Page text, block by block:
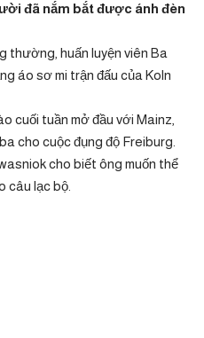
đã nắm bắt được ánh đèn
thường, huấn luyện viên Ba
áo sơ mi trận đấu của Koln
cuối tuần mở đầu với Mainz,
cho cuộc đụng độ Freiburg.
cho biết ông muốn thể
câu lạc bộ.